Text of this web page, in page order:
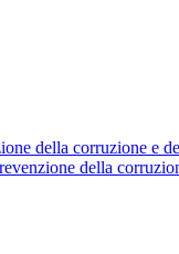
della corruzione e
della